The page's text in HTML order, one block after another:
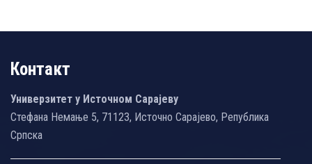
Контакт
Универзитет у Источном Сарајеву
Стефана Немање 5, 71123, Источно Сарајево, Република
Српска